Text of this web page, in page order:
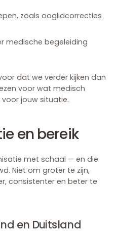
zoals ooglidcorrecties
medische begeleiding
dat we verder kijken dan
voor wat medisch
jouw situatie.
en bereik
met schaal — en die
Niet om groter te zijn,
consistenter en beter te
en Duitsland